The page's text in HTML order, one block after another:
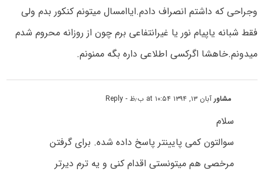
وجراحی که داشتم انصراف دادم.ایاامسال میتونم کنکور بدم ولی
فقط شبانه یاپیام نور یا غیرانتفاعی برم چون از روزانه محروم شدم
میدونم.خاهشا اگرکسی اطلاعی داره بگه ممنونم.
مشاورآبان ۱۳, ۱۳۹۴ at ۱۰:۵۴ ب٫ظ - Reply
سلام
سوالتون کمی پایینتر پاسخ داده شده. برای گرفتن
مرخصی هم میتونستی اقدام کنی و یه ترم دیرتر